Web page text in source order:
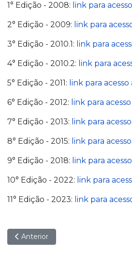
1° Edição - 2008: link para
2° Edição - 2009: link para
3° Edição - 2010.1: link para
4° Edição - 2010.2: link para
5° Edição - 2011: link para acesso
6° Edição - 2012: link para
7° Edição - 2013: link para
8° Edição - 2015: link para
9° Edição - 2018: link para
10° Edição - 2022: link para
11° Edição - 2023: link para
Artigo anterior: Sobre a 11ª edição
Anterior